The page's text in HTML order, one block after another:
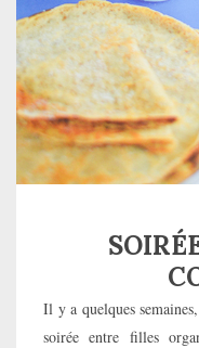
Il y a quelques
soirée entre filles